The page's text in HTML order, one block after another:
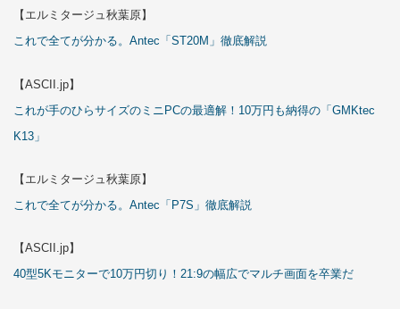
【エルミタージュ秋葉原】
これで全てが分かる。Antec「ST20M」徹底解説
【ASCII.jp】
これが手のひらサイズのミニPCの最適解！10万円も納得の「GMKtec
K13」
【エルミタージュ秋葉原】
これで全てが分かる。Antec「P7S」徹底解説
【ASCII.jp】
40型5Kモニターで10万円切り！21:9の幅広でマルチ画面を卒業だ